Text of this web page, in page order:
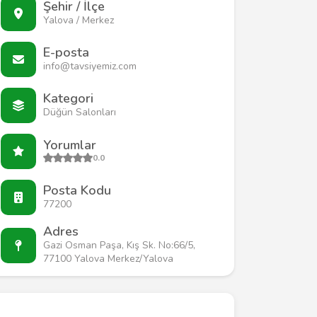
Şehir / İlçe
Yalova / Merkez
E-posta
info@tavsiyemiz.com
Kategori
Düğün Salonları
Yorumlar
0.0
Posta Kodu
77200
Adres
Gazi Osman Paşa, Kış Sk. No:66/5,
77100 Yalova Merkez/Yalova